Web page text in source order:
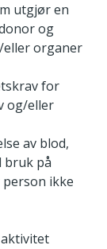
utgjør en
og
eller organer
for
og/eller
av blod,
bruk på
ikke